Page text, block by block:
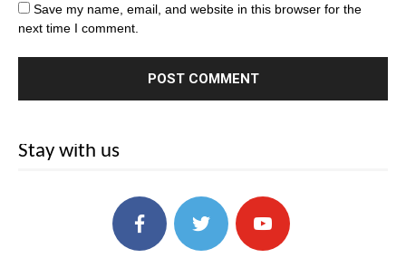
Save my name, email, and website in this browser for the
next time I comment.
Stay with us